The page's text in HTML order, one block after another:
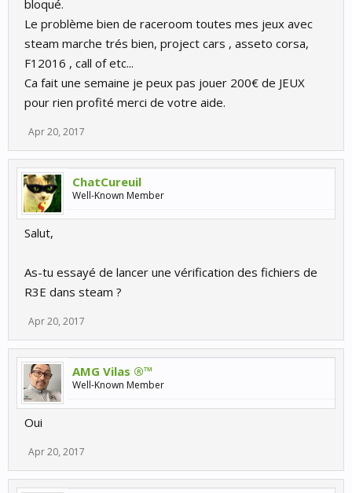
bloqué.
Le problème bien de raceroom toutes mes jeux avec
steam marche trés bien, project cars , asseto corsa,
F12016 , call of etc...
Ca fait une semaine je peux pas jouer 200€ de JEUX
pour rien profité merci de votre aide.
Apr 20, 2017
ChatCureuil
Well-Known Member
Salut,
As-tu essayé de lancer une vérification des fichiers de
R3E dans steam ?
Apr 20, 2017
AMG Vilas ®™
Well-Known Member
Oui
Apr 20, 2017